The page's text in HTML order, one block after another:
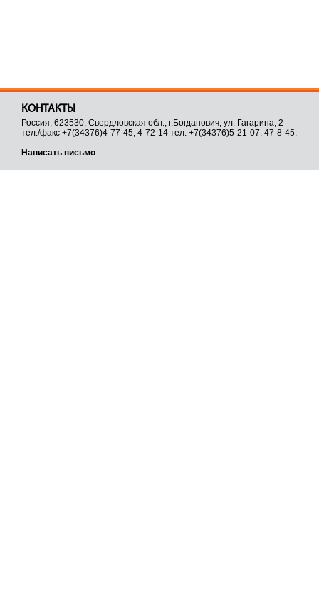
КОНТАКТЫ
Россия, 623530, Свердловская обл., г.Богданович, ул. Гагарина, 2
тел./факс +7(34376)4-77-45, 4-72-14 тел. +7(34376)5-21-07, 47-8-45.
Написать письмо